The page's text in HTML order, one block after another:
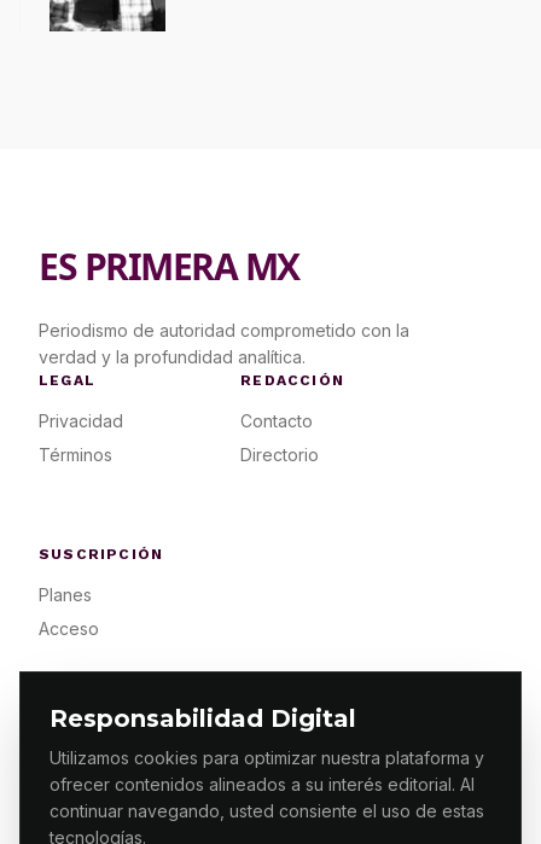
Responsabilidad Digital
Utilizamos cookies para optimizar nuestra plataforma y
ofrecer contenidos alineados a su interés editorial. Al
continuar navegando, usted consiente el uso de estas
tecnologías.
ES PRIMERA MX
Periodismo de autoridad comprometido con la
verdad y la profundidad analítica.
LEGAL
Privacidad
Términos
REDACCIÓN
Contacto
Directorio
SUSCRIPCIÓN
Planes
Acceso
© 2026 ES PRIMERA MX. ALGUNOS DERECHOS
RESERVADOS / DESIGNMAKING.MX